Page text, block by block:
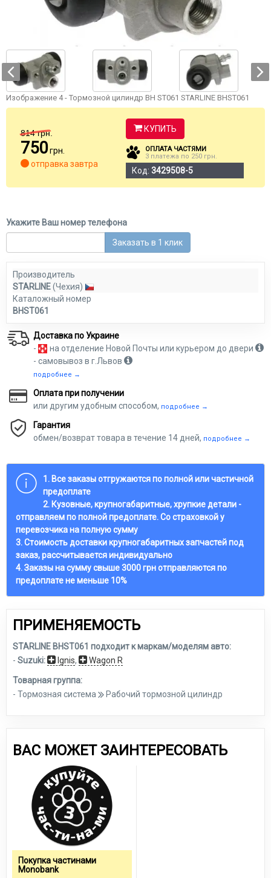
Изображение 4 - Тормозной цилиндр BH ST061 STARLINE BHST061
814 грн.
750грн.
отправка завтра
КУПИТЬ
ОПЛАТА ЧАСТЯМИ
3 платежа по 250 грн.
Код: 3429508-5
Укажите Ваш номер телефона
Заказать в 1 клик
Производитель
STARLINE(Чехия)
Каталожный номер
BHST061
Доставка по Украине
-
на отделение Новой Почты или курьером до двери
- самовывоз в г.Львов
подробнее →
Оплата при получении
или другим удобным способом, подробнее →
Гарантия
обмен/возврат товара в течение 14 дней, подробнее →
1. Все заказы отгружаются по полной или частичной
предоплате
2. Кузовные, крупногабаритные, хрупкие детали -
отправляем по полной предоплате. Со страховкой у
перевозчика на полную сумму
3. Стоимость доставки крупногабаритных запчастей под
заказ, рассчитывается индивидуально
4. Заказы на сумму свыше 3000 грн отправляются по
предоплате не меньше 10%
ПРИМЕНЯЕМОСТЬ
STARLINE BHST061 подходит к маркам/моделям авто:
- Suzuki: Ignis, Wagon R
Товарная группа:
- Тормозная система
Рабочий тормозной цилиндр
ВАС МОЖЕТ ЗАИНТЕРЕСОВАТЬ
Покупка частинами
Monobank